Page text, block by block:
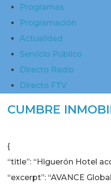
Programas
Programación
Actualidad
Servicio Público
Directo Radio
Directo FTV
CUMBRE
{
“title”: “Higuerón Hotel
“excerpt”: “AVANCE